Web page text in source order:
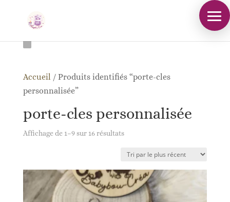
Accueil / Produits identifiés “porte-cles
personnalisée”
porte-cles personnalisée
Affichage de 1–9 sur 16 résultatsTrié
plus
récent
au